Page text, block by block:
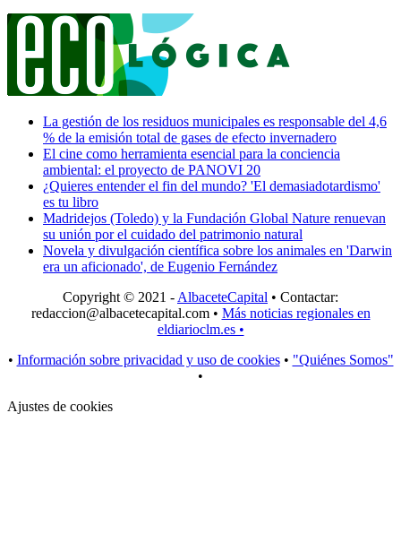
La gestión de los residuos municipales es responsable del 4,6
% de la emisión total de gases de efecto invernadero
El cine como herramienta esencial para la conciencia
ambiental: el proyecto de PANOVI 20
¿Quieres entender el fin del mundo? 'El demasiadotardismo'
es tu libro
Madridejos (Toledo) y la Fundación Global Nature renuevan
su unión por el cuidado del patrimonio natural
Novela y divulgación científica sobre los animales en 'Darwin
era un aficionado', de Eugenio Fernández
Copyright © 2021 - AlbaceteCapital • Contactar:
redaccion@albacetecapital.com• Más noticias regionales en
eldiarioclm.es •
• Información sobre privacidad y uso de cookies• "Quiénes Somos"
•
Ajustes de cookies